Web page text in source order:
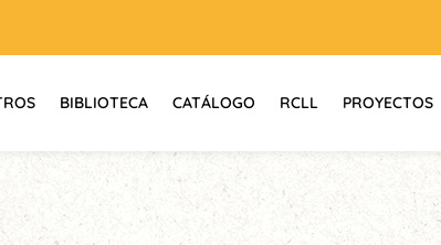
BIBLIOTECA CATÁLOGO RCLL PROYECTOS